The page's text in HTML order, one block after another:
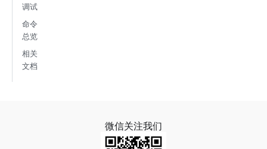
调试
命令
总览
相关
文档
微信关注我们